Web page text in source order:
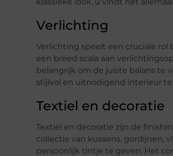
Verlichting
Verlichting speelt een cruciale rol
een breed scala aan
belangrijk om de juiste balans te
stijlvol en uitnodigend interieur te
Textiel en decoratie
Textiel en decoratie zijn de
collectie van kussens, gordijnen,
persoonlijk tintje te geven. Het